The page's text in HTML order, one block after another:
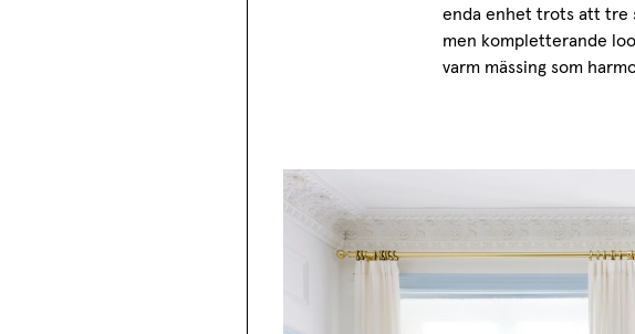
enda enhet trots att tre
men kompletterande
varm mässing som